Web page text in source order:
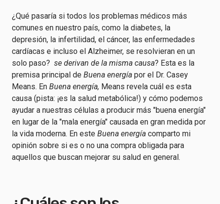
¿Qué pasaría si todos los problemas médicos más
comunes en nuestro país, como la diabetes, la
depresión, la infertilidad, el cáncer, las enfermedades
cardíacas e incluso el Alzheimer, se resolvieran en un
solo paso? se derivan de la misma causa? Esta es la
premisa principal de Buena energía por el Dr. Casey
Means. En Buena energía, Means revela cuál es esta
causa (pista: ¡es la salud metabólica!) y cómo podemos
ayudar a nuestras células a producir más "buena energía"
en lugar de la "mala energía" causada en gran medida por
la vida moderna. En este Buena energía comparto mi
opinión sobre si es o no una compra obligada para
aquellos que buscan mejorar su salud en general.